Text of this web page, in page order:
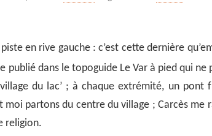
en rive gauche : c’est cette dernière
publié dans le topoguide Le Var à pied qui ne
du lac’ ; à chaque extrémité, un pont
moi partons du centre du village ; Carcès me
religion.